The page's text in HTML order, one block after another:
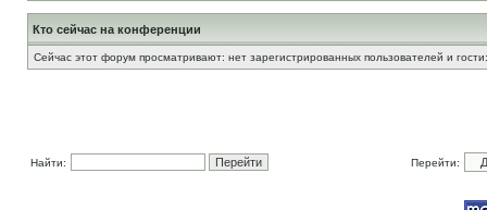
Кто сейчас на конференции
Сейчас этот форум просматривают: нет зарегистрированных пользователей и
Найти: Перейти: